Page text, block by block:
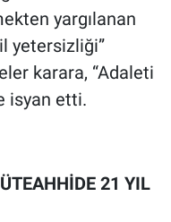
yargılanan
yetersizliği”
karara, “Adaleti
isyan etti.
21 YIL